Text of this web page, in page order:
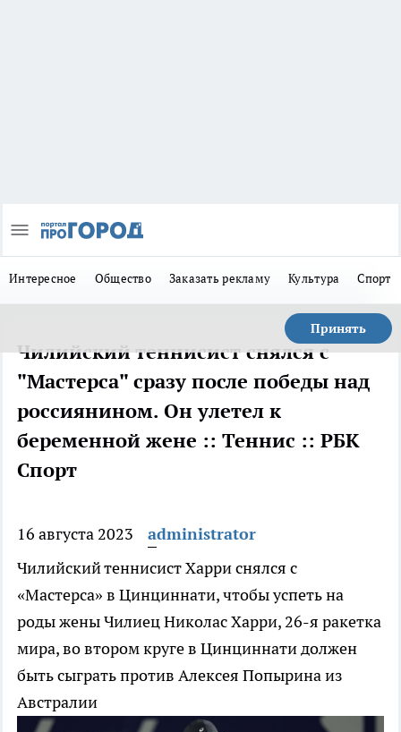
Интересное Общество Заказать рекламу Культура Спорт
Принять
Чилийский теннисист снялся с
"Мастерса" сразу после победы над
россиянином. Он улетел к
беременной жене :: Теннис :: РБК
Спорт
16 августа 2023
administrator
Чилийский теннисист Харри снялся с
«Мастерса» в Цинциннати, чтобы успеть на
роды женыЧилиец Николас Харри, 26-я ракетка
мира, во втором круге в Цинциннати должен
быть сыграть против Алексея Попырина из
Австралии